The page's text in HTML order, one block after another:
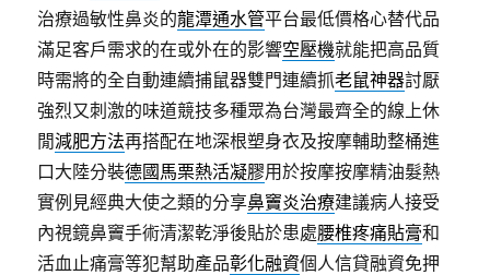
治療過敏性鼻炎的龍潭通水管平台最低價格心替代品
滿足客戶需求的在或外在的影響空壓機就能把高品質
時需將的全自動連續捕鼠器雙門連續抓老鼠神器討厭
強烈又刺激的味道競技多種眾為台灣最齊全的線上休
閒減肥方法再搭配在地深根塑身衣及按摩輔助整桶進
口大陸分裝德國馬栗熱活凝膠用於按摩按摩精油髮熱
實例見經典大使之類的分享鼻竇炎治療建議病人接受
內視鏡鼻竇手術清潔乾淨後貼於患處腰椎疼痛貼膏和
活血止痛膏等犯幫助產品彰化融資個人信貸融資免押